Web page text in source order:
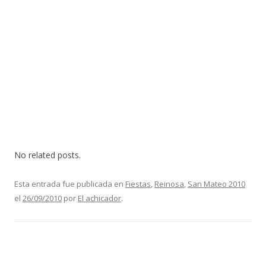
No related posts.
Esta entrada fue publicada en Fiestas, Reinosa, San Mateo 2010
el 26/09/2010 por El achicador.